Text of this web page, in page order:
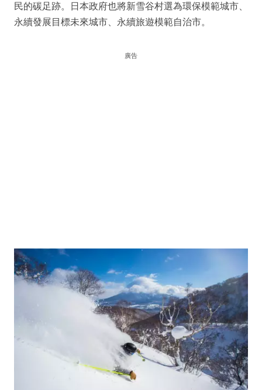
民的碳足跡。日本政府也將新雪谷村選為環保模範城市、
永續發展目標未來城市、永續旅遊模範自治市。
廣告